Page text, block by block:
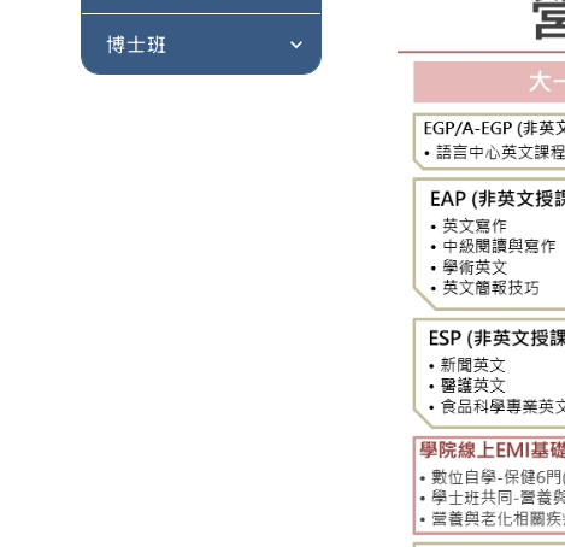
博士班 expand_more